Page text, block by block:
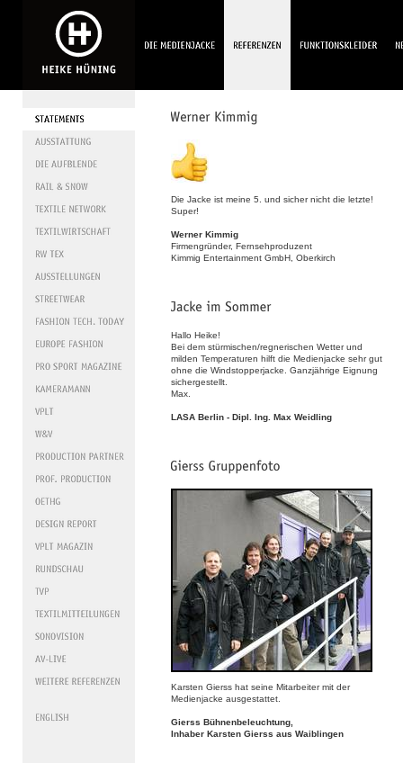
Die Jacke ist meine 5. und sicher nicht die letzte!
Super!
Werner Kimmig
Firmengründer, Fernsehproduzent
Kimmig Entertainment GmbH, Oberkirch
Hallo Heike!
Bei dem stürmischen/regnerischen Wetter und
milden Temperaturen hilft die Medienjacke sehr gut
ohne die Windstopperjacke. Ganzjährige Eignung
sichergestellt.
Max.
LASA Berlin - Dipl. Ing. Max Weidling
Karsten Gierss hat seine Mitarbeiter mit der
Medienjacke ausgestattet.
Gierss Bühnenbeleuchtung,
Inhaber Karsten Gierss aus Waiblingen